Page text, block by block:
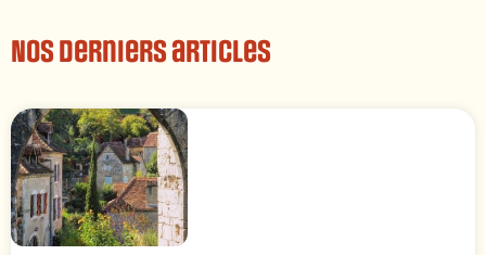
Nos derniers articles